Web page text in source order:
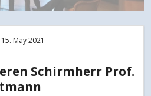
15. May 2021
Schirmherr Prof.